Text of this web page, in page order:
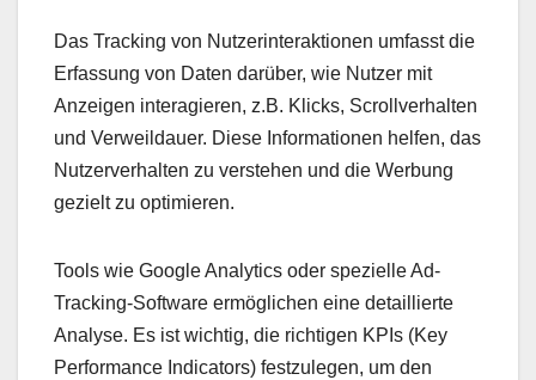
Das Tracking von Nutzerinteraktionen umfasst die
Erfassung von Daten darüber, wie Nutzer mit
Anzeigen interagieren, z.B. Klicks, Scrollverhalten
und Verweildauer. Diese Informationen helfen, das
Nutzerverhalten zu verstehen und die Werbung
gezielt zu optimieren.
Tools wie Google Analytics oder spezielle Ad-
Tracking-Software ermöglichen eine detaillierte
Analyse. Es ist wichtig, die richtigen KPIs (Key
Performance Indicators) festzulegen, um den